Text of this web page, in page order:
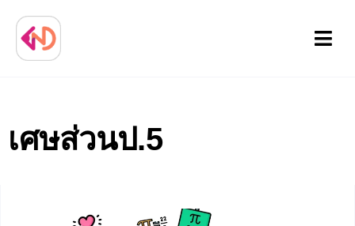
Menu
เศษส่วนป.5